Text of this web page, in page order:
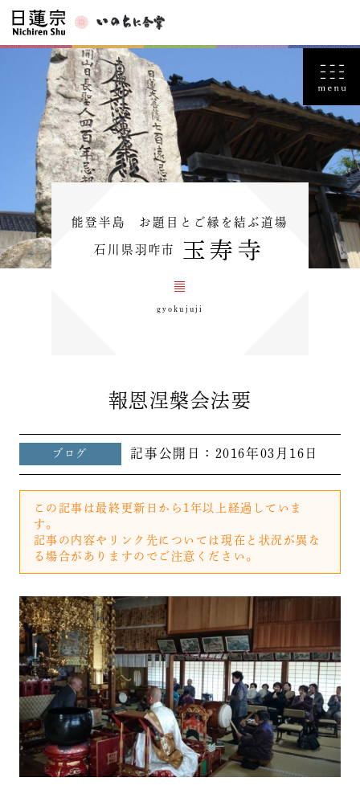
能登半島 お題目とご縁を結ぶ道場
石川県羽咋市 玉寿寺
gyokujuji
報恩涅槃会法要
ブログ 記事公開日： 2016年03月16日
この記事は最終更新日から1年以上経過していま
す。
記事の内容やリンク先については現在と状況が異な
る場合がありますのでご注意ください。